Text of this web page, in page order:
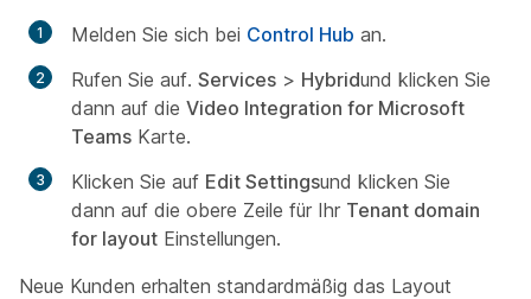
Melden Sie sich bei Control Hub an.
Rufen Sie auf. Services > Hybridund klicken Sie
dann auf die Video Integration for Microsoft
Teams Karte.
Klicken Sie auf Edit Settingsund klicken Sie
dann auf die obere Zeile für Ihr Tenant domain
for layout Einstellungen.
Neue Kunden erhalten standardmäßig das Layout